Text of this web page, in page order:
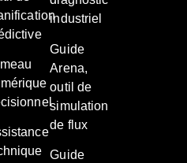
industriel
Guide
Arena,
outil de
simulation
de flux
Guide